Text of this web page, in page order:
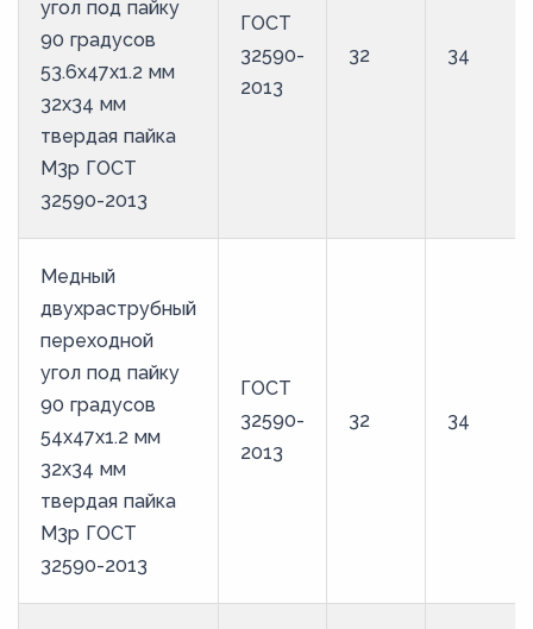
угол под пайку
90 градусов
53.6х47х1.2 мм
32х34 мм
твердая пайка
М3р ГОСТ
32590-2013
ГОСТ
32590-
2013
32 34
Медный
двухраструбный
переходной
угол под пайку
90 градусов
54х47х1.2 мм
32х34 мм
твердая пайка
М3р ГОСТ
32590-2013
ГОСТ
32590-
2013
32 34